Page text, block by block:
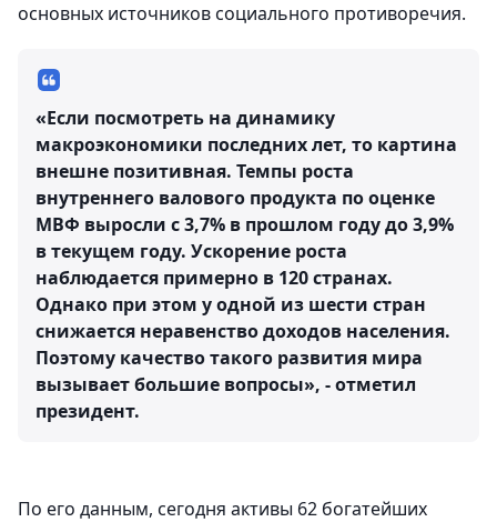
основных источников социального противоречия.
«Если посмотреть на динамику
макроэкономики последних лет, то картина
внешне позитивная. Темпы роста
внутреннего валового продукта по оценке
МВФ выросли с 3,7% в прошлом году до 3,9%
в текущем году. Ускорение роста
наблюдается примерно в 120 странах.
Однако при этом у одной из шести стран
снижается неравенство доходов населения.
Поэтому качество такого развития мира
вызывает большие вопросы», - отметил
президент.
По его данным, сегодня активы 62 богатейших